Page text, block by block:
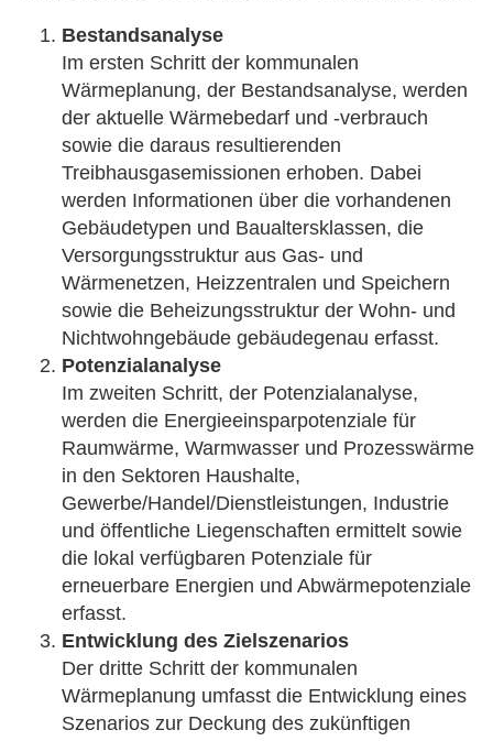
Bestandsanalyse
Im ersten Schritt der kommunalen
Wärmeplanung, der Bestandsanalyse, werden
der aktuelle Wärmebedarf und -verbrauch
sowie die daraus resultierenden
Treibhausgasemissionen erhoben. Dabei
werden Informationen über die vorhandenen
Gebäudetypen und Baualtersklassen, die
Versorgungsstruktur aus Gas- und
Wärmenetzen, Heizzentralen und Speichern
sowie die Beheizungsstruktur der Wohn- und
Nichtwohngebäude gebäudegenau erfasst.
Potenzialanalyse
Im zweiten Schritt, der Potenzialanalyse,
werden die Energieeinsparpotenziale für
Raumwärme, Warmwasser und Prozesswärme
in den Sektoren Haushalte,
Gewerbe/Handel/Dienstleistungen, Industrie
und öffentliche Liegenschaften ermittelt sowie
die lokal verfügbaren Potenziale für
erneuerbare Energien und Abwärmepotenziale
erfasst.
Entwicklung des Zielszenarios
Der dritte Schritt der kommunalen
Wärmeplanung umfasst die Entwicklung eines
Szenarios zur Deckung des zukünftigen